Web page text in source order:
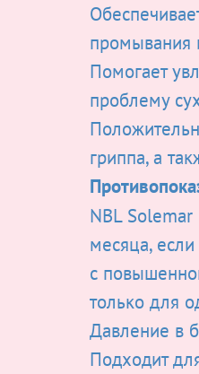
промывания
Помогает
проблему
гриппа, а
NBL
месяца,
с
только для
Давление в
Подходит